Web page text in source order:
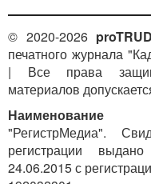
© 2020-2026
печатного журнала
| Все права
материалов
"РегистрМедиа".
регистрации
24.06.2015 с